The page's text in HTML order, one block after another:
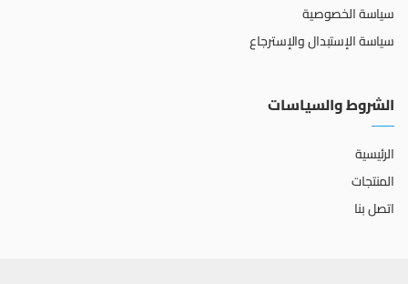
سياسة الخصوصية
سياسة الإستبدال والإسترجاع
الشروط والسياسات
الرئيسية
المنتجات
اتصل بنا